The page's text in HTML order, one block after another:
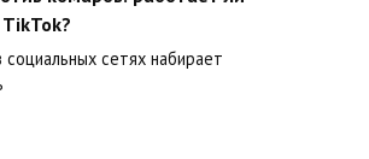
сетях набирает